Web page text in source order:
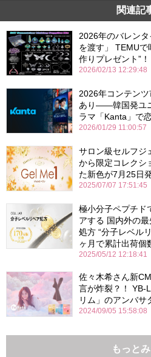
関連記
2026年のバレン
を渡す」 TEMUで
作りプレゼント”！
2026/02/13 12:29:48
2026年コンテン
あり――韓国発ユ
ラマ「Kanta」で
2026/01/29 11:00:57
サロン級セルフジ
から限定コレク
た新色が7月25日
2025/07/07 17:51:45
極小分子ペプチド
アする 国内外の
処方 “分子レベル
ヶ月で累計出荷個
2025/05/12 12:18:41
佐々木希さん新
言が炸裂？！ YB-
リム」のアンバサ
2024/09/05 15:58:08
もっと